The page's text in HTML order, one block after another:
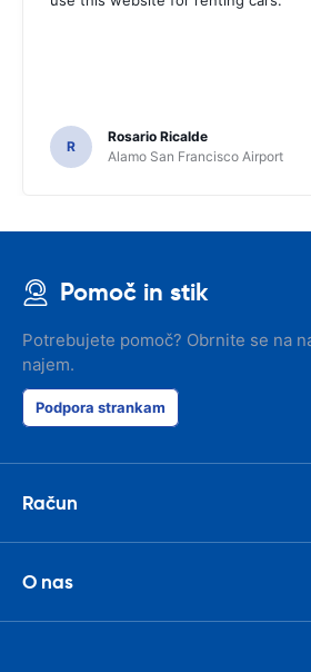
R
Rosario Ricalde
Alamo San Francisco Airport
Pomoč in stik
Potrebujete pomoč? Obrnite se na
najem.
Podpora strankam
Račun
O nas